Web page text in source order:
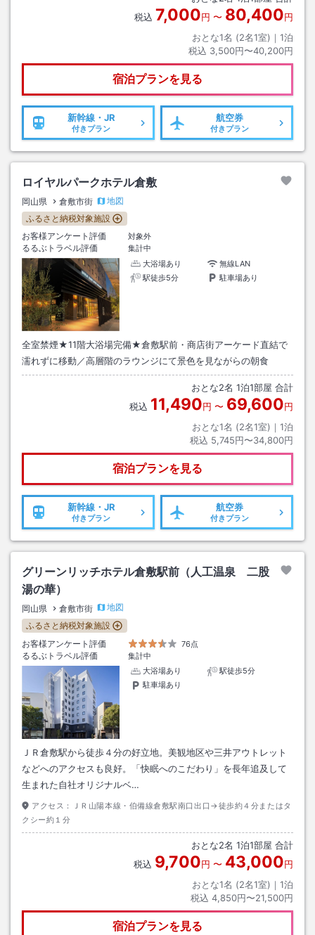
税込 7,000円 〜 80,400円
おとな1名 (2名1室)｜ 1泊
税込 3,500円〜40,200円
宿泊プランを見る
新幹線・JR
付きプラン
航空券
付きプラン
ロイヤルパークホテル倉敷
岡山県 倉敷市街
地図
ふるさと納税対象施設
お客様アンケート評価
対象外
るるぶトラベル評価
集計中
大浴場あり
無線LAN
駅徒歩5分
駐車場あり
全室禁煙★11階大浴場完備★倉敷駅前・商店街アーケード直結で
濡れずに移動／高層階のラウンジにて景色を見ながらの朝食
おとな2名 1泊1部屋 合計
税込 11,490円 〜 69,600円
おとな1名 (2名1室)｜ 1泊
税込 5,745円〜34,800円
宿泊プランを見る
新幹線・JR
付きプラン
航空券
付きプラン
グリーンリッチホテル倉敷駅前（人工温泉 二股
湯の華）
岡山県 倉敷市街
地図
ふるさと納税対象施設
お客様アンケート評価
76点
るるぶトラベル評価
集計中
大浴場あり
駅徒歩5分
駐車場あり
ＪＲ倉敷駅から徒歩４分の好立地。美観地区や三井アウトレット
などへのアクセスも良好。「快眠へのこだわり」を長年追及して
生まれた自社オリジナルベ…
アクセス：
ＪＲ山陽本線・伯備線倉敷駅南口出口→徒歩約４分またはタ
クシー約１分
おとな2名 1泊1部屋 合計
税込 9,700円 〜 43,000円
おとな1名 (2名1室)｜ 1泊
税込 4,850円〜21,500円
宿泊プランを見る